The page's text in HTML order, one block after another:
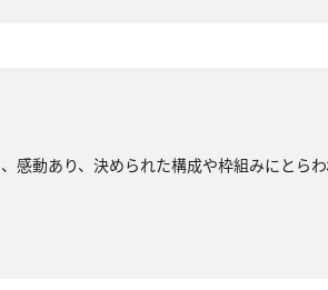
動あり、決められた構成や枠組みにとら